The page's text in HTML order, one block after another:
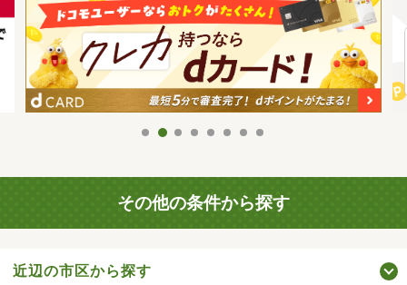
その他の条件から探す
近辺の市区から探す